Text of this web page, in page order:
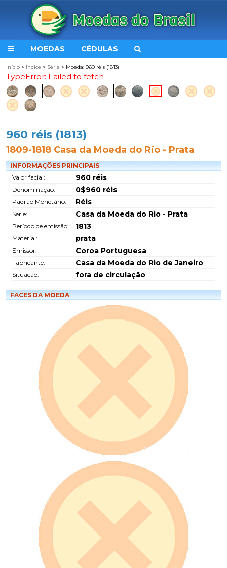
MOEDAS CÉDULAS
Início > Índice > Série > Moeda: 960 réis (1813)
TypeError: Failed to fetch
960 réis (1813)
1809-1818 Casa da Moeda do Rio - Prata
INFORMAÇÕES PRINCIPAIS
Valor facial:
960 réis
Denominação: 0$960 réis
Padrão Monetário: Réis
Série: Casa da Moeda do Rio - Prata
Período de emissão: 1813
Material: prata
Emissor: Coroa Portuguesa
Fabricante: Casa da Moeda do Rio de Janeiro
Situacao: fora de circulação
FACES DA MOEDA